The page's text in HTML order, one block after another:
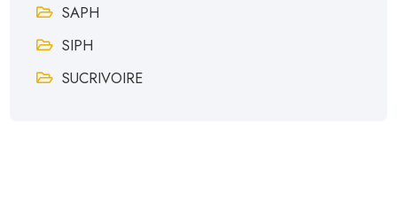
SAPH
SIPH
SUCRIVOIRE